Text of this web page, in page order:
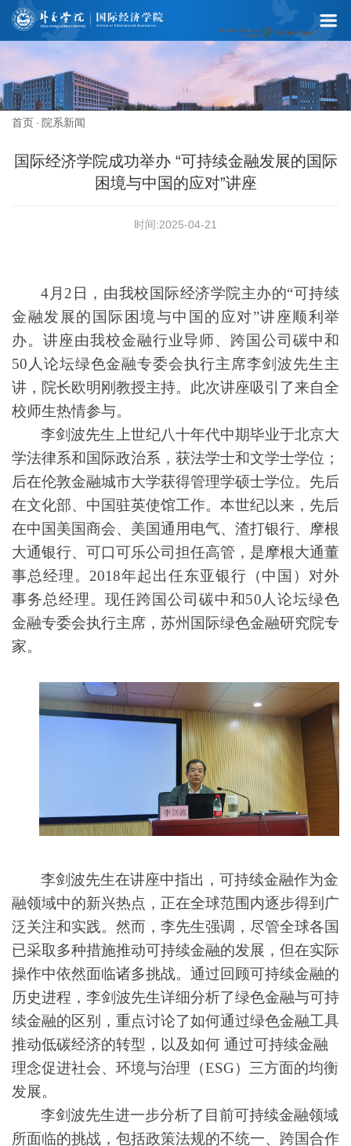
首页 - 院系新闻
国际经济学院成功举办 “可持续金融发展的国际
困境与中国的应对”讲座
时间:2025-04-21
4 月2日，由我校国际经济学院主办的“可持续
金融发展的国际困境与中国的应对”讲座顺利举
办。讲座由我校金融行业导师、 跨国公司碳中和
50 人论坛绿色金融专委会执行主席李剑波先生主
讲， 院长欧明刚教授主持。此次讲座吸引了来自全
校师生热情参与。
李剑波先生
上世纪八十年代中期毕业于北京大
学法律系和国际政治系，获法学士和文学士学位；
后在伦敦金融城市大学获得管理学硕士学位。先后
在文化部、中国驻英使馆工作。本世纪以来，先后
在中国美国商会、美国通用电气、渣打银行、摩根
大通银行、可口可乐公司担任高管，是摩根大通董
事总经理。2018年起出任东亚银行（中国）对外
事务总经理。现任跨国公司碳中和50 人论坛绿色
金融专委会执行主席，苏州国际绿色金融研究院专
家。
李剑波先生在讲座中指出，可持续金融作为金
融领域中的新兴热点，正在全球范围内逐步得到广
泛关注和实践。然而，李先生强调，尽管全球各国
已采取多种措施推动可持续金融的发展，但在实际
操作中依然面临诸多挑战。通过回顾可持续金融的
历史进程，李剑波先生详细分析了绿色金融与可持
续金融的区别，重点讨论了如何通过绿色金融工具
推动低碳经济的转型，以及如何 通过可持续金融
理念促进社会、环境与治理（ESG）三方面的均衡
发展。
李剑波先生进一步分析了目前可持续金融领域
所面临的挑战，包括政策法规的不统一、跨国合作